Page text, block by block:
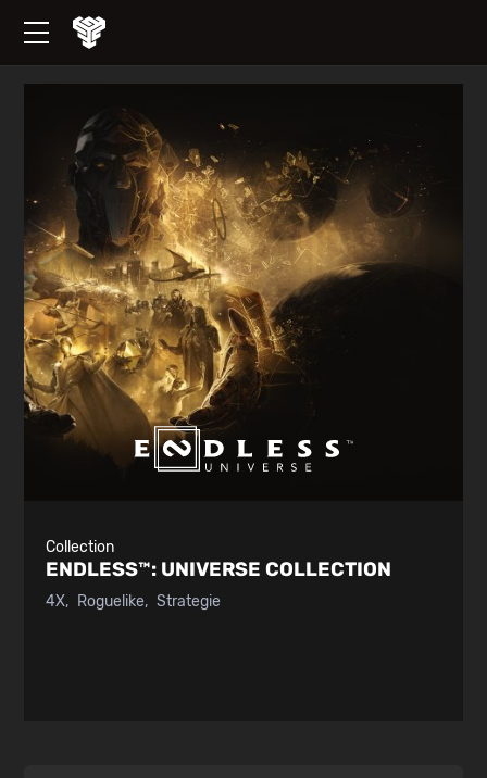
Collection
ENDLESS™: UNIVERSE COLLECTION
4X Roguelike Strategie